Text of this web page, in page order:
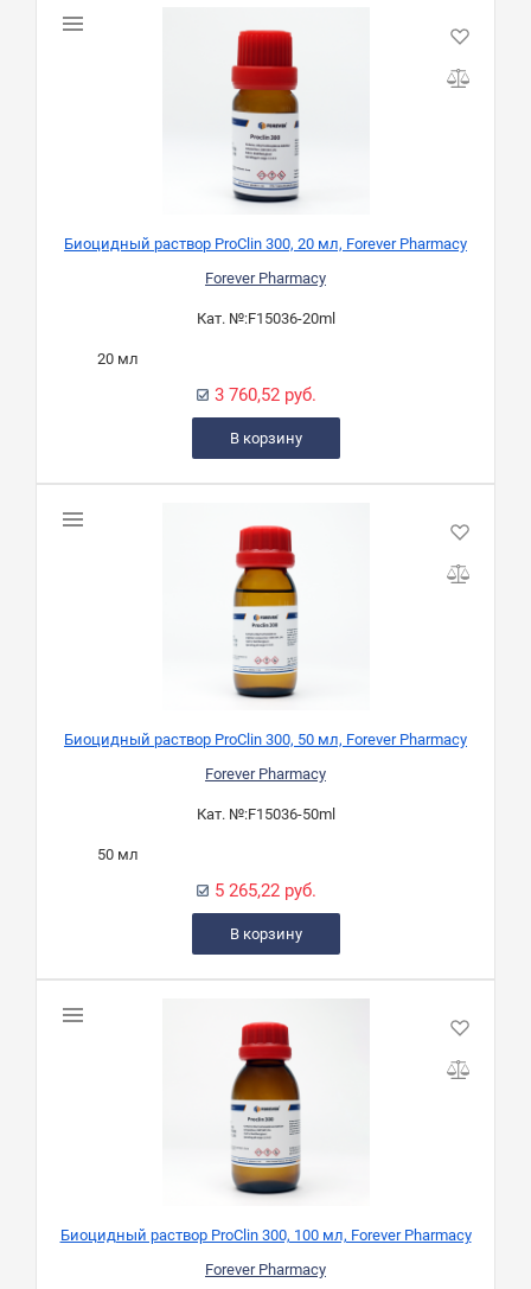
Биоцидный раствор ProClin 300, 20 мл, Forever Pharmacy
Forever Pharmacy
Кат. №:F15036-20ml
20 мл
3 760,52 руб.
В корзину
Биоцидный раствор ProClin 300, 50 мл, Forever Pharmacy
Forever Pharmacy
Кат. №:F15036-50ml
50 мл
5 265,22 руб.
В корзину
Биоцидный раствор ProClin 300, 100 мл, Forever Pharmacy
Forever Pharmacy